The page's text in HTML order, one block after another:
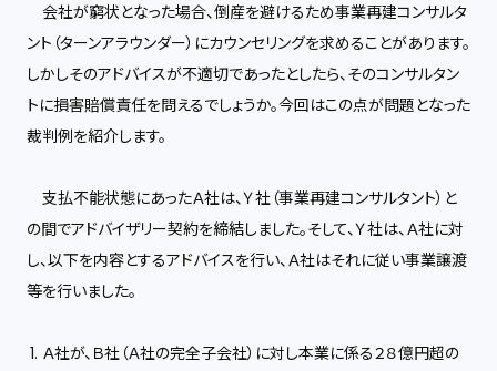
会社が窮状となった場合、倒産を避けるため事業再建コンサルタ
ント（ターンアラウンダー）にカウンセリングを求めることがあります。
しかしそのアドバイスが不適切であったとしたら、そのコンサルタン
トに損害賠償責任を問えるでしょうか。今回はこの点が問題となった
裁判例を紹介します。
支払不能状態にあったＡ社は、Ｙ社（事業再建コンサルタント）と
の間でアドバイザリー契約を締結しました。そして、Ｙ社は、Ａ社に対
し、以下を内容とするアドバイスを行い、Ａ社はそれに従い事業譲渡
等を行いました。
Ａ社が、Ｂ社（Ａ社の完全子会社）に対し本業に係る２８億円超の